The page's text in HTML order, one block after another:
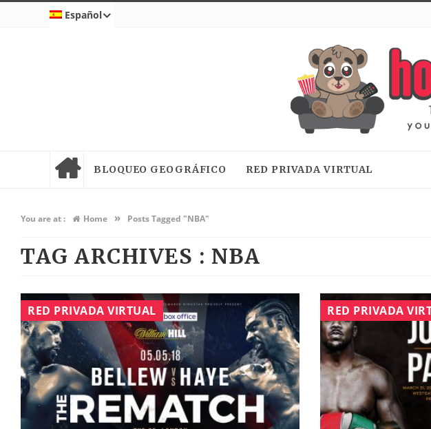
Español
BLOQUEO GEOGRÁFICO RED PRIVADA VIRTUAL
You are at : Home » Posts Tagged "NBA"
TAG ARCHIVES : NBA
RED PRIVADA VIRTUAL RED PRIVADA